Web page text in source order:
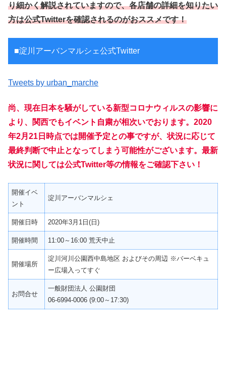
り細かく解説されていますので、各店舗の詳細を知りたい
方は公式Twitterを確認されるのがおススメです！
■淀川アーバンマルシェ公式Twitter
Tweets by urban_marche
尚、現在日本を騒がしている新型コロナウィルスの影響に
より、関西でもイベント自粛が相次いでおります。2020
年2月21日時点では開催予定との事ですが、状況に応じて
最終判断で中止となってしまう可能性がございます。最新
状況に関しては公式Twitter等の情報をご確認下さい！
開催イベ
ント
淀川アーバンマルシェ
開催日時 2020年3月1日(日)
開催時間 11:00～16:00 荒天中止
開催場所
淀川河川公園西中島地区 およびその周辺 ※バーベキュ
ー広場入ってすぐ
お問合せ
一般財団法人 公園財団
06-6994-0006 (9:00～17:30)